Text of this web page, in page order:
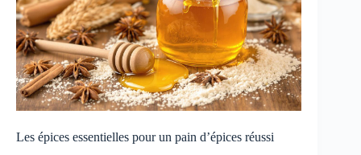
Les épices essentielles pour un pain d’épices réussi